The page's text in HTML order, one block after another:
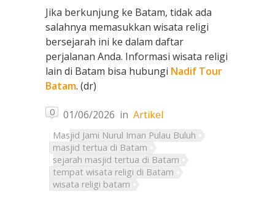
Jika berkunjung ke Batam, tidak ada
salahnya memasukkan wisata religi
bersejarah ini ke dalam daftar
perjalanan Anda. Informasi wisata religi
lain di Batam bisa hubungi Nadif Tour
Batam. (dr)
0 01/06/2026 in Artikel
Masjid Jami Nurul Iman Pulau Buluh
masjid tertua di Batam
sejarah masjid tertua di Batam
tempat wisata religi di Batam
wisata religi batam